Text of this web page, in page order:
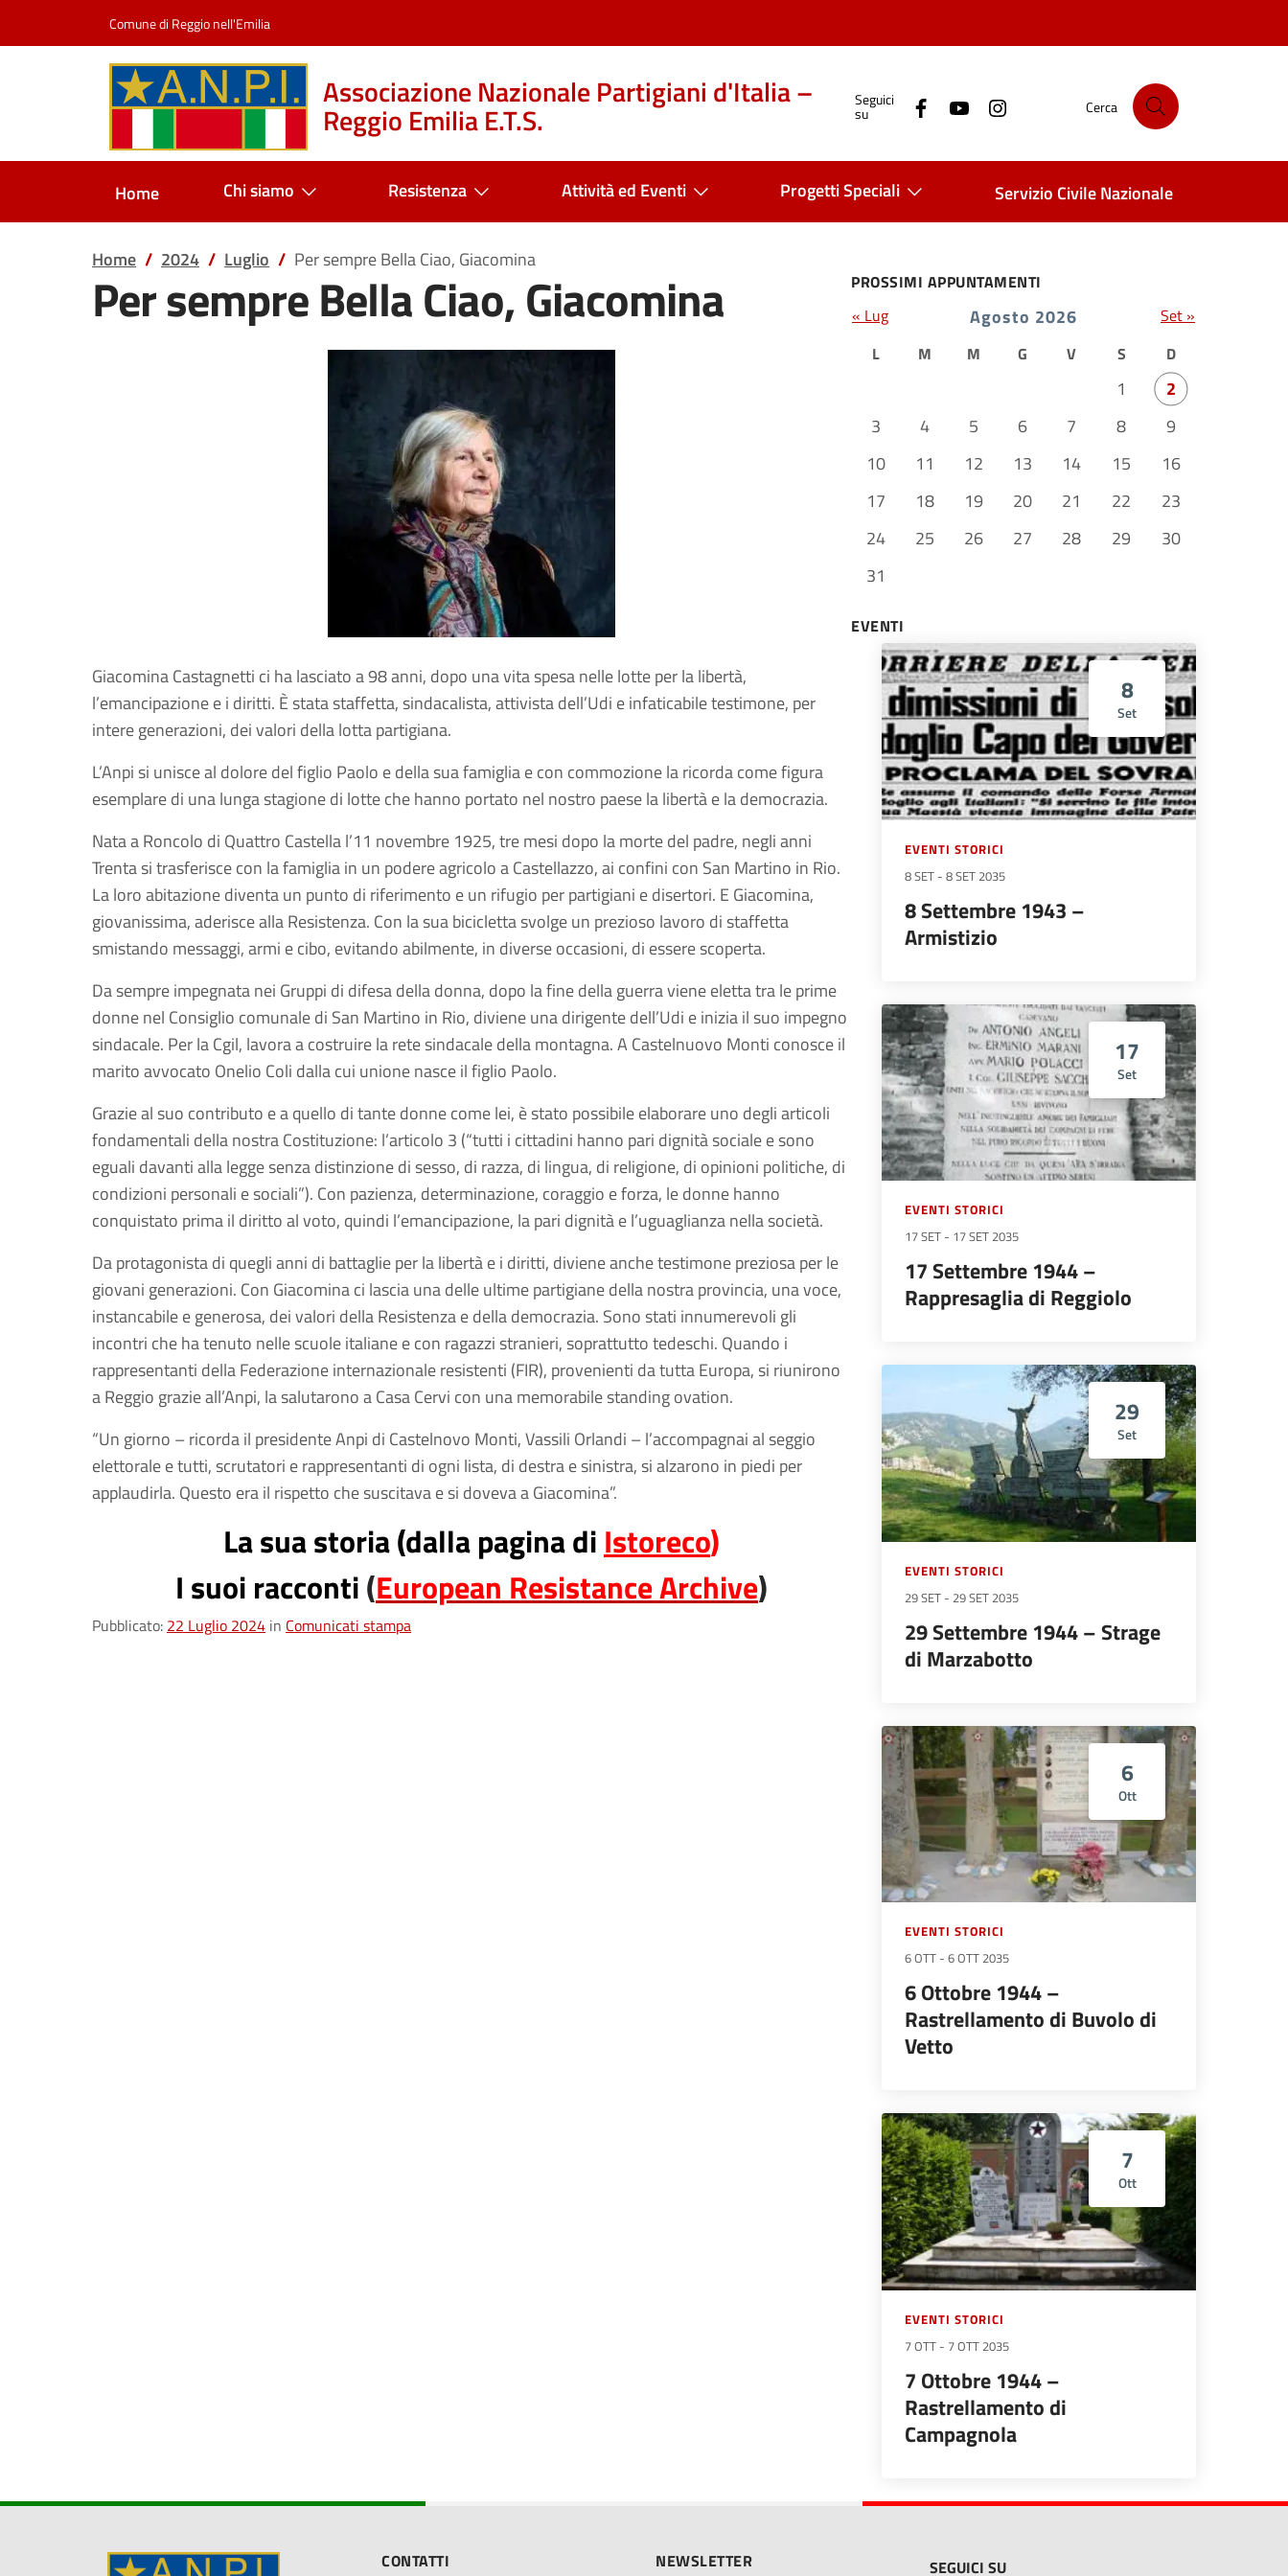
Comune di Reggio nell'Emilia
Associazione Nazionale Partigiani d'Italia –
Reggio Emilia E.T.S.
Seguici
su Cerca
Home Chi siamo Resistenza Attività ed Eventi Progetti Speciali Servizio Civile Nazionale
Home 2024 Luglio Per sempre Bella Ciao, Giacomina
Per sempre Bella Ciao, Giacomina
Giacomina Castagnetti ci ha lasciato a 98 anni, dopo una vita spesa nelle lotte per la libertà,
l’emancipazione e i diritti. È stata staffetta, sindacalista, attivista dell’Udi e infaticabile testimone, per
intere generazioni, dei valori della lotta partigiana.
L’Anpi si unisce al dolore del figlio Paolo e della sua famiglia e con commozione la ricorda come figura
esemplare di una lunga stagione di lotte che hanno portato nel nostro paese la libertà e la democrazia.
Nata a Roncolo di Quattro Castella l’11 novembre 1925, tre mesi dopo la morte del padre, negli anni
Trenta si trasferisce con la famiglia in un podere agricolo a Castellazzo, ai confini con San Martino in Rio.
La loro abitazione diventa un punto di riferimento e un rifugio per partigiani e disertori. E Giacomina,
giovanissima, aderisce alla Resistenza. Con la sua bicicletta svolge un prezioso lavoro di staffetta
smistando messaggi, armi e cibo, evitando abilmente, in diverse occasioni, di essere scoperta.
Da sempre impegnata nei Gruppi di difesa della donna, dopo la fine della guerra viene eletta tra le prime
donne nel Consiglio comunale di San Martino in Rio, diviene una dirigente dell’Udi e inizia il suo impegno
sindacale. Per la Cgil, lavora a costruire la rete sindacale della montagna. A Castelnuovo Monti conosce il
marito avvocato Onelio Coli dalla cui unione nasce il figlio Paolo.
Grazie al suo contributo e a quello di tante donne come lei, è stato possibile elaborare uno degli articoli
fondamentali della nostra Costituzione: l’articolo 3 (“tutti i cittadini hanno pari dignità sociale e sono
eguali davanti alla legge senza distinzione di sesso, di razza, di lingua, di religione, di opinioni politiche, di
condizioni personali e sociali”). Con pazienza, determinazione, coraggio e forza, le donne hanno
conquistato prima il diritto al voto, quindi l’emancipazione, la pari dignità e l’uguaglianza nella società.
Da protagonista di quegli anni di battaglie per la libertà e i diritti, diviene anche testimone preziosa per le
giovani generazioni. Con Giacomina ci lascia una delle ultime partigiane della nostra provincia, una voce,
instancabile e generosa, dei valori della Resistenza e della democrazia. Sono stati innumerevoli gli
incontri che ha tenuto nelle scuole italiane e con ragazzi stranieri, soprattutto tedeschi. Quando i
rappresentanti della Federazione internazionale resistenti (FIR), provenienti da tutta Europa, si riunirono
a Reggio grazie all’Anpi, la salutarono a Casa Cervi con una memorabile standing ovation.
“Un giorno – ricorda il presidente Anpi di Castelnovo Monti, Vassili Orlandi – l’accompagnai al seggio
elettorale e tutti, scrutatori e rappresentanti di ogni lista, di destra e sinistra, si alzarono in piedi per
applaudirla. Questo era il rispetto che suscitava e si doveva a Giacomina”.
La sua storia (dalla pagina di Istoreco)
I suoi racconti(European Resistance Archive)
Pubblicato: 22 Luglio 2024 in Comunicati stampa
PROSSIMI APPUNTAMENTI
Agosto 2026
L M M G V S D
1
2
3
4 5 6 7 8
9
10
11 12 13 14 15
16
17
18 19 20 21 22
23
24
25 26 27 28 29
30
31
« Lug Set »
EVENTI
8
Set
EVENTI STORICI
8 SET - 8 SET 2035
8 Settembre 1943 –
Armistizio
17
Set
EVENTI STORICI
17 SET - 17 SET 2035
17 Settembre 1944 –
Rappresaglia di Reggiolo
29
Set
EVENTI STORICI
29 SET - 29 SET 2035
29 Settembre 1944 – Strage
di Marzabotto
6
Ott
EVENTI STORICI
6 OTT - 6 OTT 2035
6 Ottobre 1944 –
Rastrellamento di Buvolo di
Vetto
7
Ott
EVENTI STORICI
7 OTT - 7 OTT 2035
7 Ottobre 1944 –
Rastrellamento di
Campagnola
CONTATTI NEWSLETTER SEGUICI SU